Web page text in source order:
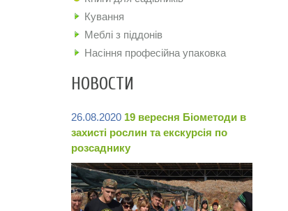
Кування
Меблі з піддонів
Насіння професійна упаковка
НОВОСТИ
26.08.2020 19 вересня Біометоди в
захисті рослин та екскурсія по
розсаднику